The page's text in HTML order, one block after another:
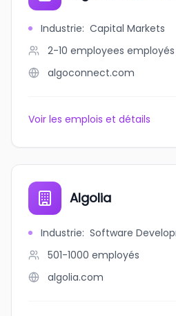
Industrie: Capital Markets
2-10 employees employés
algoconnect.com
Voir les emplois et détails
Algolia
Industrie: Software
501-1000 employés
algolia.com